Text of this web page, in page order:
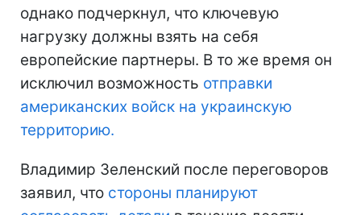
однако подчеркнул, что ключевую
нагрузку должны взять на себя
европейские партнеры. В то же время он
исключил возможность отправки
американских войск на украинскую
территорию.
Владимир Зеленский после переговоров
заявил, что стороны планируют